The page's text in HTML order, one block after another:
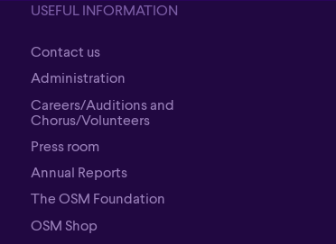
USEFUL INFORMATION
Contact us
Contact us
Administration
Administration
Careers/Auditions and
Chorus/Volunteers
Careers/Auditions and
Press room
Press room
Annual Reports
Annual Reports
The OSM Foundation
The OSM Foundation
OSM Shop